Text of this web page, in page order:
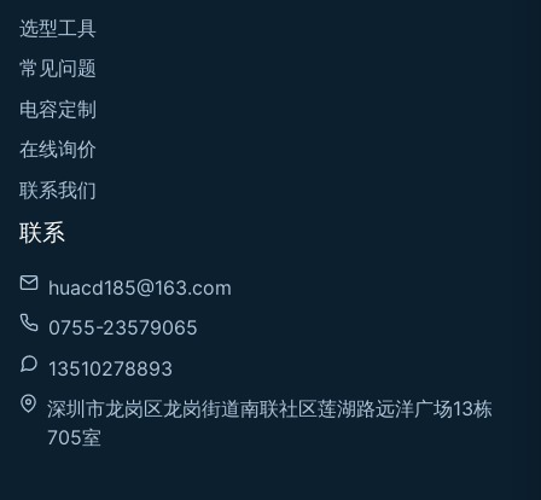
选型工具
常见问题
电容定制
在线询价
联系我们
联系
huacd185@163.com
0755-23579065
13510278893
深圳市龙岗区龙岗街道南联社区莲湖路远洋广场13栋
705室